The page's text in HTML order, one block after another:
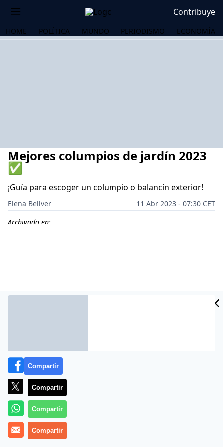
Contribuye
HOME POLÍTICA MUNDO PERIODISMO ECONOMÍA
Mejores columpios de jardín 2023
✅
¡Guía para escoger un columpio o balancín exterior!
Elena Bellver
11 Abr 2023 - 07:30 CET
Archivado en:
Más información
Compartir
Compartir
Compartir
Compartir